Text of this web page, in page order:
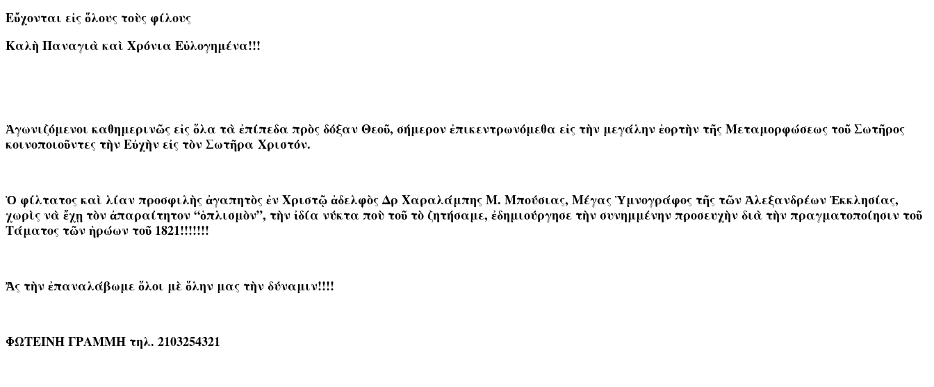
Εὔχονται εἰς ὅλους τοὺς φίλους
Καλὴ Παναγιὰ καὶ Χρόνια Εὐλογημένα!!!
Ἀγωνιζόμενοι καθημερινῶς εἰς ὅλα τὰ ἐπίπεδα πρὸς δόξαν Θεοῦ, σήμερον ἐπικεντρωνόμεθα εἰς τὴν μεγάλην ἑορτὴν τῆς Μεταμορφώσεως τοῦ Σωτῆρος
κοινοποιοῦντες τὴν Εὐχὴνεἰς τὸν Σωτῆρα Χριστόν.
Ὁ φίλτατος καὶ λίαν προσφιλὴς ἀγαπητὸς ἐν Χριστῷ ἀδελφὸςΔρ Χαραλάμπης Μ. Μπούσιας, Μέγας Ὑμνογράφος τῆς τῶν Ἀλεξανδρέων Ἐκκλησίας,
χωρὶς νὰ ἔχῃ τὸν ἀπαραίτητον “ὁπλισμὸν”, τὴν ἰδία νύκτα ποὺ τοῦ τὸ ζητήσαμε, ἐδημιούργησε τὴν συνημμένην προσευχὴν διὰ τὴν πραγματοποίησιν τοῦ
Τάματος τῶν ἡρώων τοῦ 1821!!!!!!!
Ἄς τὴν ἐπαναλάβωμε ὅλοι μὲ ὅλην μας τὴν δύναμιν!!!!
ΦΩΤΕΙΝΗ ΓΡΑΜΜΗ τηλ. 2103254321